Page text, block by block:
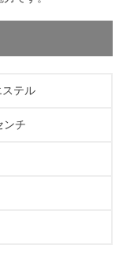
テル
ンチ